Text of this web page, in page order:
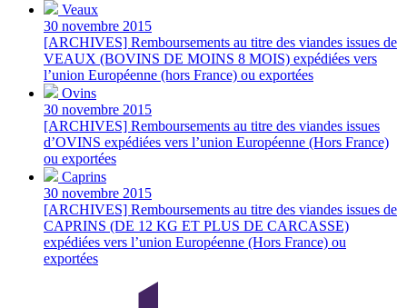
Veaux
30 novembre 2015
[ARCHIVES] Remboursements au titre des viandes issues de
VEAUX (BOVINS DE MOINS 8 MOIS) expédiées vers
l’union Européenne (hors France) ou exportées
Ovins
30 novembre 2015
[ARCHIVES] Remboursements au titre des viandes issues
d’OVINS expédiées vers l’union Européenne (Hors France)
ou exportées
Caprins
30 novembre 2015
[ARCHIVES] Remboursements au titre des viandes issues de
CAPRINS (DE 12 KG ET PLUS DE CARCASSE)
expédiées vers l’union Européenne (Hors France) ou
exportées